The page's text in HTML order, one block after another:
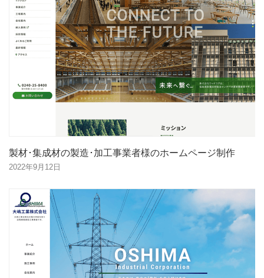
製材･集成材の製造･加工事業者様のホームページ制作
2022年9月12日